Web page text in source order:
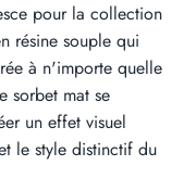
pour la collection
résine souple qui
à n'importe quelle
sorbet mat se
un effet visuel
le style distinctif du